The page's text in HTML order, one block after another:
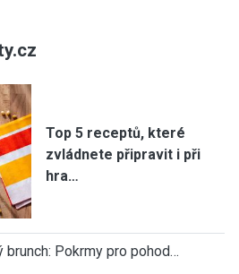
Top 5 receptů, které
zvládnete připravit i při
hra…
Pokrmy pro pohod…